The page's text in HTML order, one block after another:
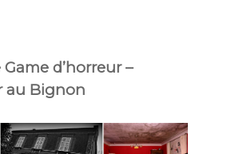
Game d’horreur –
au Bignon